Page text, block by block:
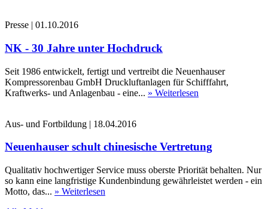
Presse | 01.10.2016
NK - 30 Jahre unter Hochdruck
Seit 1986 entwickelt, fertigt und vertreibt die Neuenhauser
Kompressorenbau GmbH Druckluftanlagen für Schifffahrt,
Kraftwerks- und Anlagenbau - eine... » Weiterlesen
Aus- und Fortbildung | 18.04.2016
Neuenhauser schult chinesische Vertretung
Qualitativ hochwertiger Service muss oberste Priorität behalten. Nur
so kann eine langfristige Kundenbindung gewährleistet werden - ein
Motto, das... » Weiterlesen